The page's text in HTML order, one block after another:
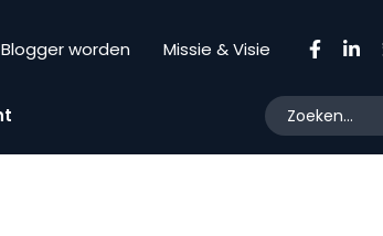
Blogger worden Missie & Visie